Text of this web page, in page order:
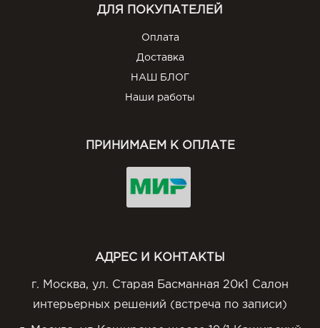
ДЛЯ ПОКУПАТЕЛЕЙ
Оплата
Доставка
НАШ БЛОГ
Наши работы
ПРИНИМАЕМ К ОПЛАТЕ
АДРЕС И КОНТАКТЫ
г. Москва, ул. Старая Басманная 20к1 Салон
интерьерных решений (встреча по записи)